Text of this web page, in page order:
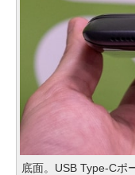
底面。USB Type-Cポ